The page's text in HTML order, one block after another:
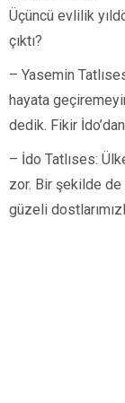
Üçüncü evlilik
çıktı?
– Yasemin
hayata
dedik. Fikir
– İdo Tatlıses:
zor. Bir şekilde
güzeli